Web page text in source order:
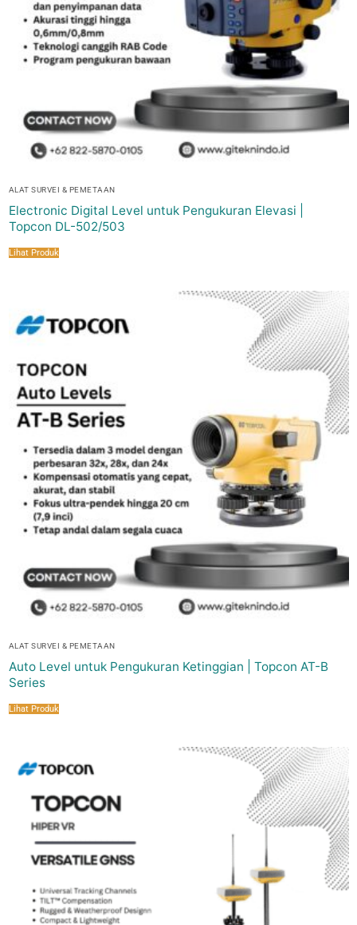
ALAT SURVEI & PEMETAAN
Electronic Digital Level untuk Pengukuran Elevasi |
Topcon DL-502/503
Lihat Produk
ALAT SURVEI & PEMETAAN
Auto Level untuk Pengukuran Ketinggian | Topcon AT-B
Series
Lihat Produk